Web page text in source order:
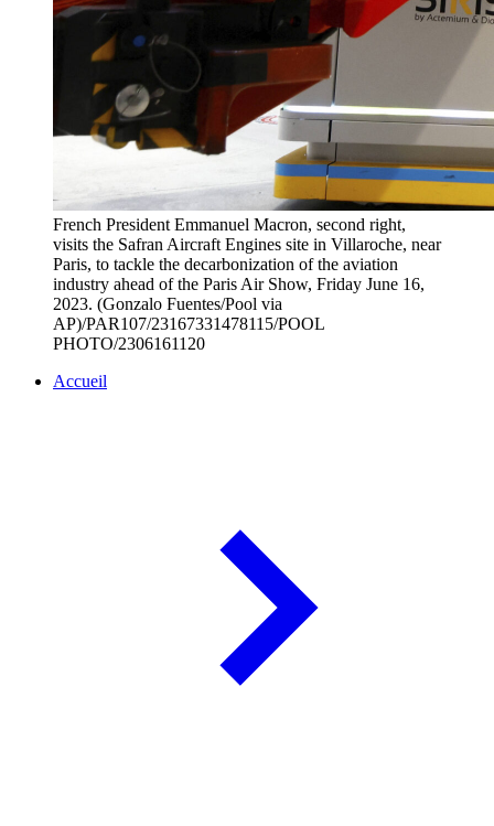
French President Emmanuel Macron, second right,
visits the Safran Aircraft Engines site in Villaroche, near
Paris, to tackle the decarbonization of the aviation
industry ahead of the Paris Air Show, Friday June 16,
2023. (Gonzalo Fuentes/Pool via
AP)/PAR107/23167331478115/POOL
PHOTO/2306161120
Accueil